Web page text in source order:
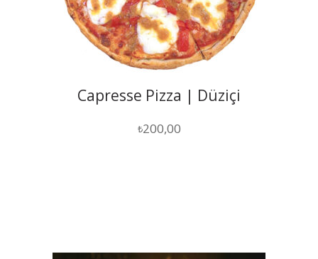
Capresse Pizza | Düziçi
₺200,00